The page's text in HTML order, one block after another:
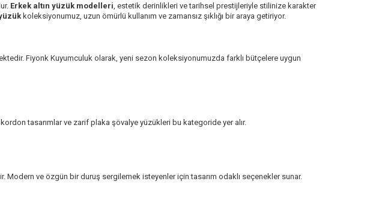
Erkek altın yüzük modelleri , estetik derinlikleri ve tarihsel prestijleriyle stilinize karakter
koleksiyonumuz, uzun ömürlü kullanım ve zamansız şıklığı bir araya getiriyor.
Fiyonk Kuyumculuk olarak, yeni sezon koleksiyonumuzda farklı bütçelere uygun
tasarımlar ve zarif plaka şövalye yüzükleri bu kategoride yer alır.
Modern ve özgün bir duruş sergilemek isteyenler için tasarım odaklı seçenekler sunar.